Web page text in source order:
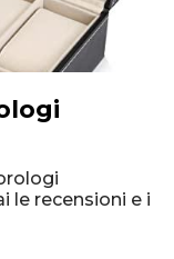
le recensioni e i